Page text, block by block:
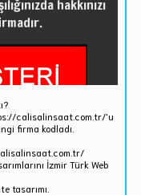
calisalinsaat.com.tr/'u
firma kodladı.
İzmir Türk Web
tasarımı.